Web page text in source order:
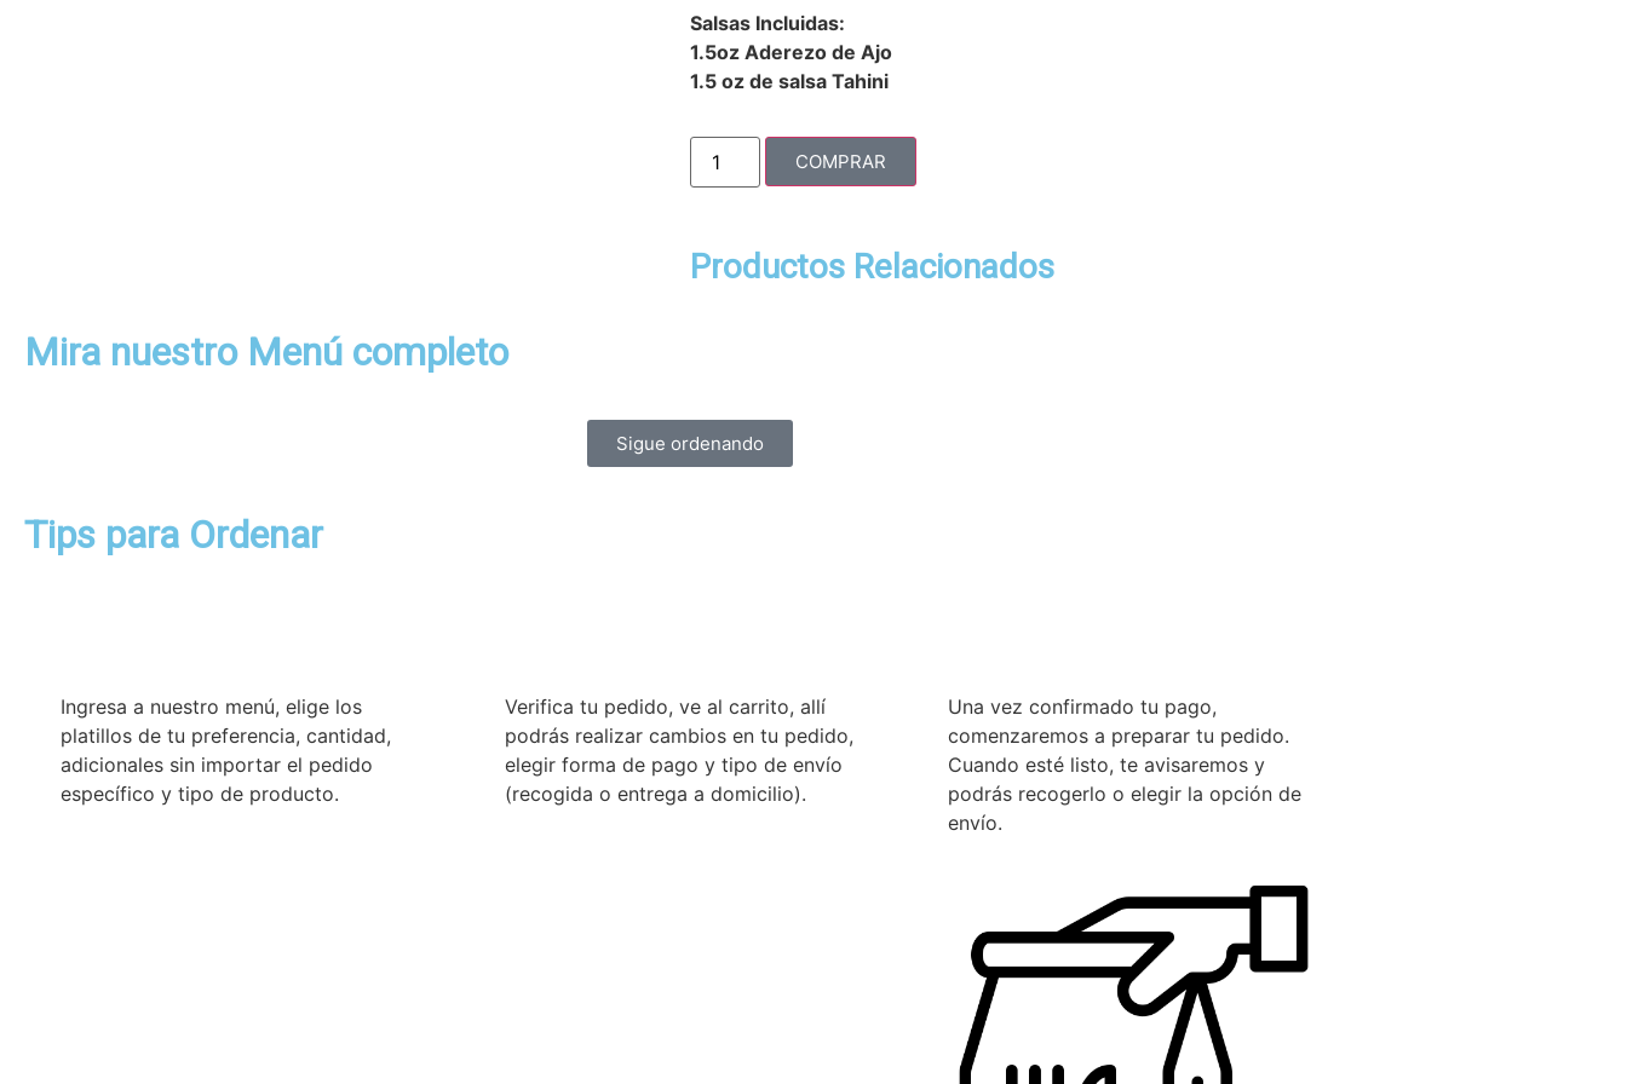
Salsas Incluidas:
1.5oz Aderezo de Ajo
1.5 oz de salsa Tahini
COMPRAR
Productos Relacionados
Mira nuestro Menú completo
Sigue ordenando
Tips para Ordenar
Ingresa a nuestro menú, elige los
platillos de tu preferencia, cantidad,
adicionales sin importar el pedido
específico y tipo de producto.
Verifica tu pedido, ve al carrito, allí
podrás realizar cambios en tu pedido,
elegir forma de pago y tipo de envío
(recogida o entrega a domicilio).
Una vez confirmado tu pago,
comenzaremos a preparar tu pedido.
Cuando esté listo, te avisaremos y
podrás recogerlo o elegir la opción de
envío.